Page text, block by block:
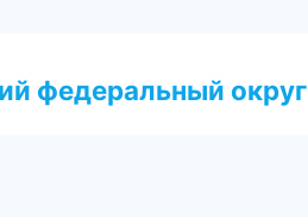
федеральный округ